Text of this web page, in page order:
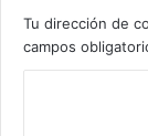
Tu dirección de
campos